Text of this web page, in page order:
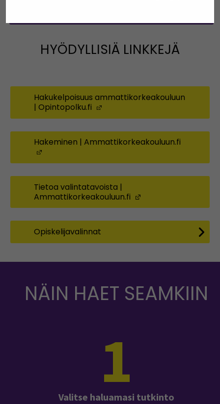
HYÖDYLLISIÄ LINKKEJÄ
Hakukelpoisuus ammattikorkeakouluun
| Opintopolku.fi
Hakeminen | Ammattikorkeakouluun.fi
Tietoa valintatavoista |
Ammattikorkeakouluun.fi
Opiskelijavalinnat
NÄIN HAET SEAMKIIN
1
Valitse haluamasi tutkinto